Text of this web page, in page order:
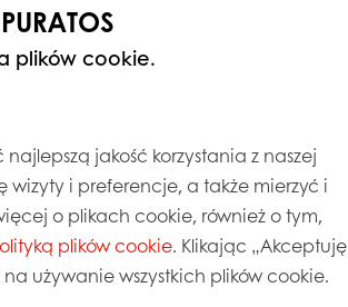
plików cookie.
jakość korzystania z naszej
i preferencje, a także mierzyć i
o plikach cookie, również o tym,
plików cookie. Klikając „Akceptuję
używanie wszystkich plików cookie.